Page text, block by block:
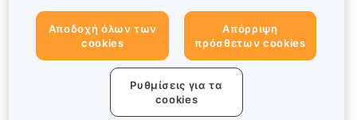
Αποδοχή όλων των
cookies
Απόρριψη
πρόσθετων cookies
Ρυθμίσεις για τα
cookies